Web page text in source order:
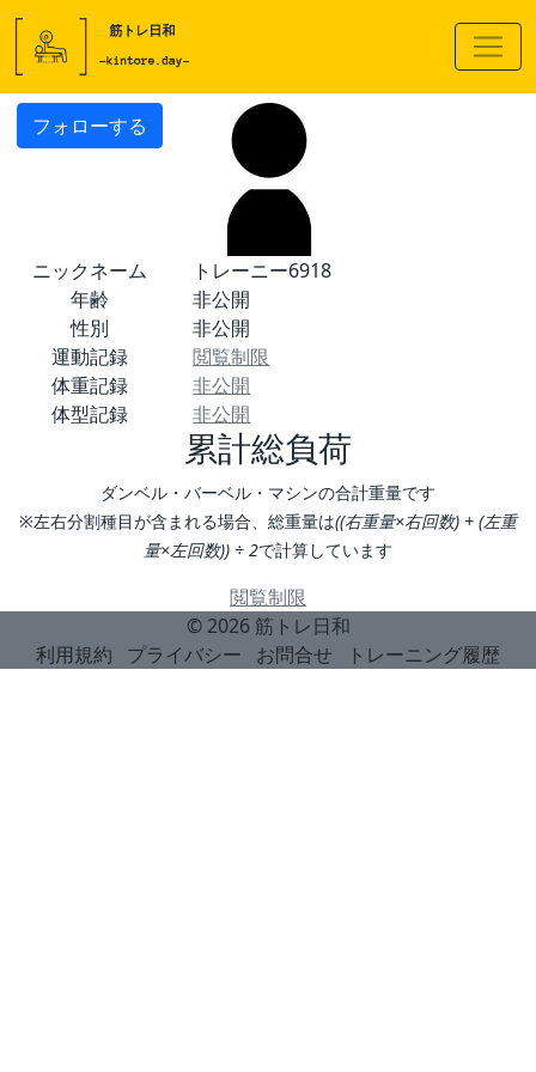
フォローする
ニックネーム
トレーニー6918
年齢
非公開
性別
非公開
運動記録
閲覧制限
体重記録
非公開
体型記録
非公開
累計総負荷
ダンベル・バーベル・マシンの合計重量です
※左右分割種目が含まれる場合、総重量は((右重量×右回数) + (左重
量×左回数)) ÷ 2で計算しています
閲覧制限
© 2026 筋トレ日和
利用規約
プライバシー お問合せ トレーニング履歴